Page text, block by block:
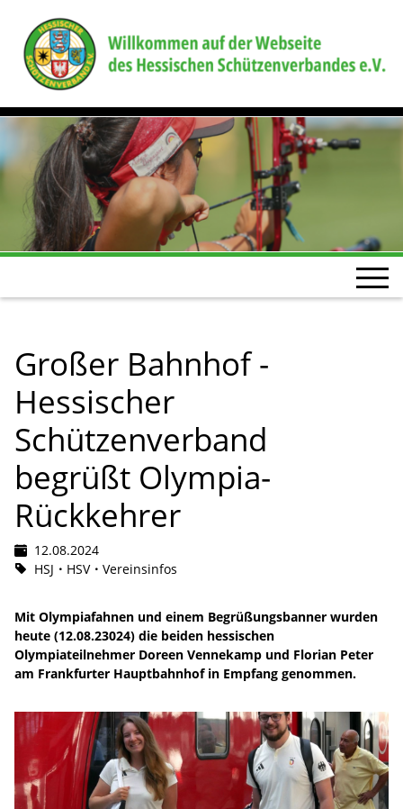
Großer Bahnhof -
Hessischer
Schützenverband
begrüßt Olympia-
Rückkehrer
12.08.2024
HSJ
HSV Vereinsinfos
Mit Olympiafahnen und einem Begrüßungsbanner wurden
heute (12.08.23024) die beiden hessischen
Olympiateilnehmer Doreen Vennekamp und Florian Peter
am Frankfurter Hauptbahnhof in Empfang genommen.